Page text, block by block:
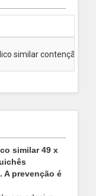
similar contenção
similar 49 x
A prevenção é